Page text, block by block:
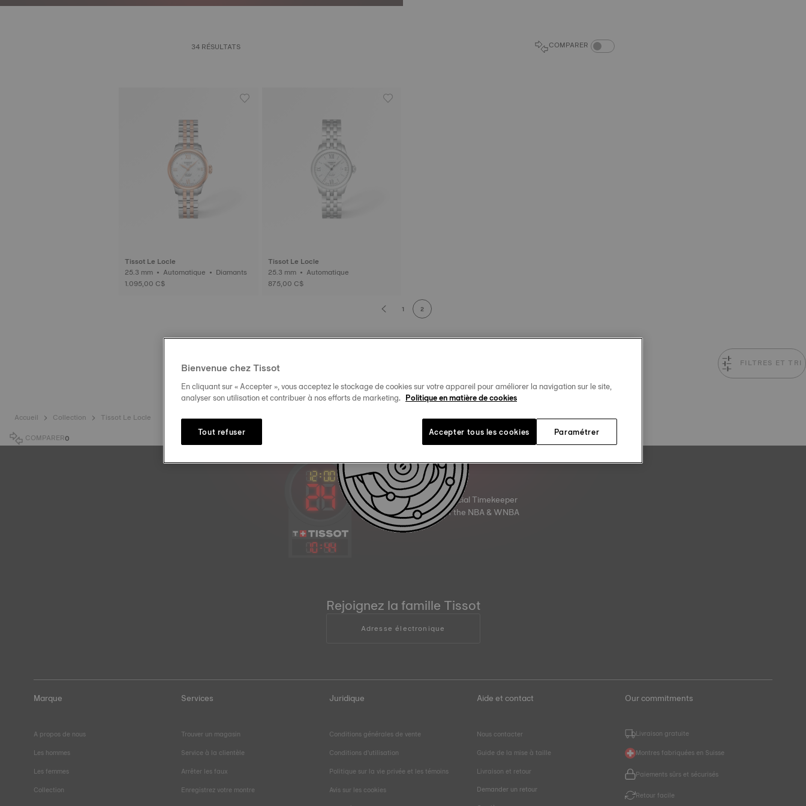
34 RÉSULTATS COMPARER COMPARAISON DES PRODUITS
Tissot Le Locle
25.3 mm • Automatique • Diamants
1.095,00 C$
Tissot Le Locle
25.3 mm • Automatique
875,00 C$
1 2
FILTRES ET TRI
Accueil Collection
Tissot Le Locle
COMPARER0
10:44
Official Timekeeper
of the NBA & WNBA
Rejoignez la famille Tissot
Adresse électronique
Marque
A propos de nous
Les hommes
Les femmes
Collection
Services
Trouver un magasin
Service à la clientèle
Arrêter les faux
Enregistrez votre montre
Juridique
Conditions générales de vente
Conditions d'utilisation
Politique sur la vie privée et les témoins
Avis sur les cookies
Aide et contact
Nous contacter
Guide de la mise à taille
Livraison et retour
Demander un retour
Our commitments
Livraison gratuite
Montres fabriquées en Suisse
Paiements sûrs et sécurisés
Retour facile
Bienvenue chez Tissot
En cliquant sur « Accepter », vous acceptez le stockage de cookies sur votre appareil pour améliorer la navigation sur le site,
analyser son utilisation et contribuer à nos efforts de marketing. Politique en matière de cookies
Paramétrer
Tout refuser Accepter tous les cookies